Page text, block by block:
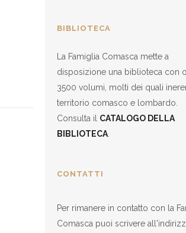
BIBLIOTECA
La Famiglia Comasca mette a
disposizione una biblioteca con
3500 volumi, molti dei quali
territorio comasco e lombardo.
Consulta il CATALOGO DELLA
BIBLIOTECA
CONTATTI
Per rimanere in contatto con la
Comasca puoi scrivere